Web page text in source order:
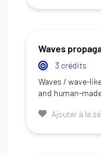
Waves
3 crédits
Waves / wave-
and human-
Ajouter à la